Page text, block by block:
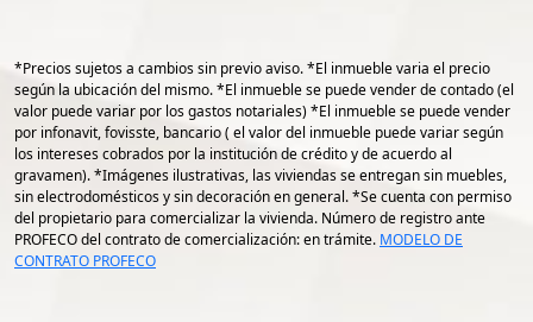
*Precios sujetos a cambios sin previo aviso. *El inmueble varia el precio
según la ubicación del mismo. *El inmueble se puede vender de contado (el
valor puede variar por los gastos notariales) *El inmueble se puede vender
por infonavit, fovisste, bancario ( el valor del inmueble puede variar según
los intereses cobrados por la institución de crédito y de acuerdo al
gravamen). *Imágenes ilustrativas, las viviendas se entregan sin muebles,
sin electrodomésticos y sin decoración en general. *Se cuenta con permiso
del propietario para comercializar la vivienda. Número de registro ante
PROFECO del contrato de comercialización: en trámite. MODELO DE
CONTRATO PROFECO